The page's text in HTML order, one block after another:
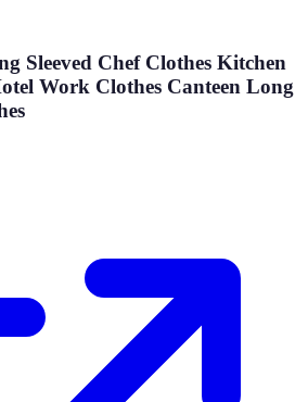
Sleeved Chef Clothes Kitchen
Work Clothes Canteen Long